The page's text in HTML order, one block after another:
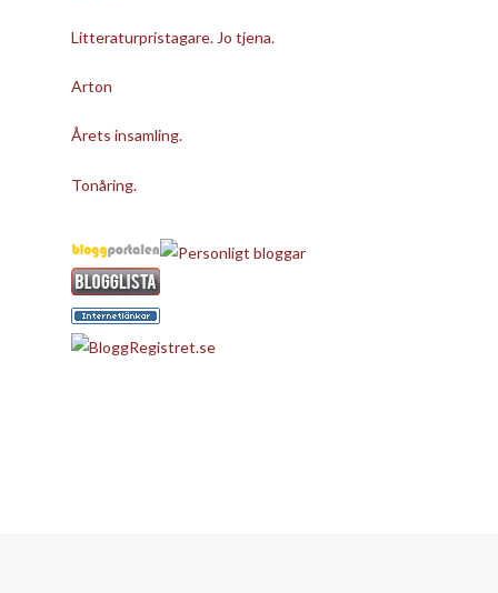
Litteraturpristagare. Jo tjena.
Arton
Årets insamling.
Tonåring.